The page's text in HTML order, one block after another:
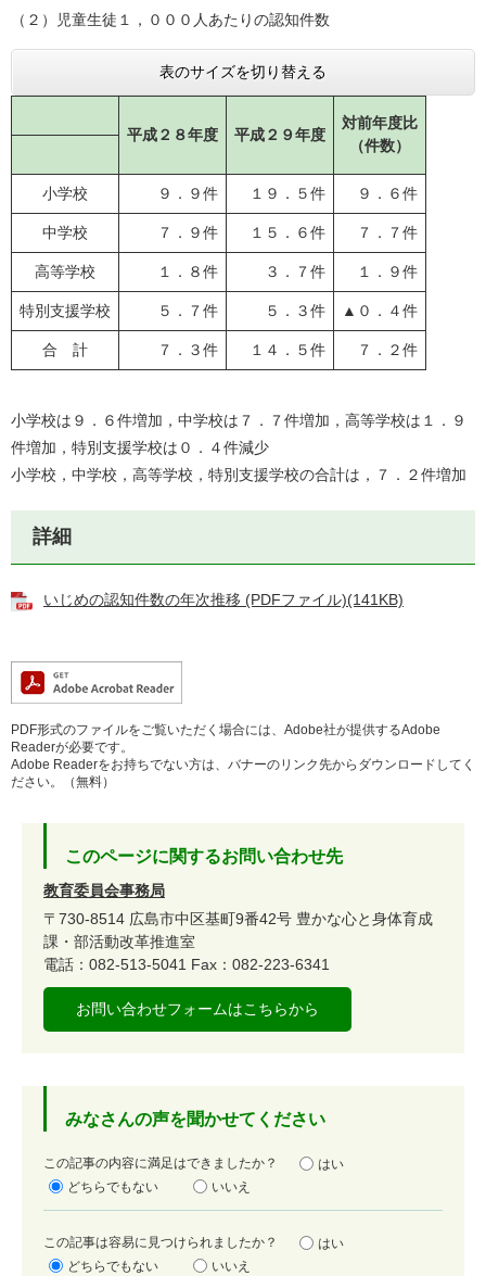
（２）児童生徒１，０００人あたりの認知件数
表のサイズを切り替える
平成２８年度 平成２９年度
対前年度比
（件数）
小学校 ９．９件 １９．５件 ９．６件
中学校 ７．９件 １５．６件 ７．７件
高等学校 １．８件 ３．７件 １．９件
特別支援学校 ５．７件 ５．３件 ▲０．４件
合 計 ７．３件 １４．５件 ７．２件
小学校は９．６件増加，中学校は７．７件増加，高等学校は１．９
件増加，特別支援学校は０．４件減少
小学校，中学校，高等学校，特別支援学校の合計は，７．２件増加
詳細
いじめの認知件数の年次推移 (PDFファイル)(141KB)
PDF形式のファイルをご覧いただく場合には、Adobe社が提供するAdobe
Readerが必要です。
Adobe Readerをお持ちでない方は、バナーのリンク先からダウンロードしてく
ださい。（無料）
このページに関するお問い合わせ先
教育委員会事務局
〒730-8514 広島市中区基町9番42号 豊かな心と身体育成
課・部活動改革推進室
電話：082-513-5041 Fax：082-223-6341
お問い合わせフォームはこちらから
みなさんの声を聞かせてください
満
足
この記事の内容に満足はできましたか？
はい
どちらでもない
いいえ
容
易
この記事は容易に見つけられましたか？
はい
どちらでもない
いいえ